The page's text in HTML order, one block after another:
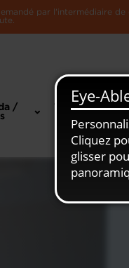
par l'intermédiaire
/
Toute